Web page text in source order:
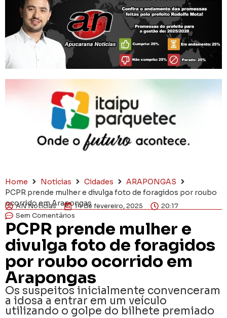
Home Notícias Cidades
ARAPONGAS
PCPR prende mulher e divulga foto de foragidos por roubo
ocorrido em Arapongas
AN Notícias 14 de fevereiro, 2025
20:17
Sem Comentários
PCPR prende mulher e
divulga foto de foragidos
por roubo ocorrido em
Arapongas
Os suspeitos inicialmente convenceram
a idosa a entrar em um veículo
utilizando o golpe do bilhete premiado